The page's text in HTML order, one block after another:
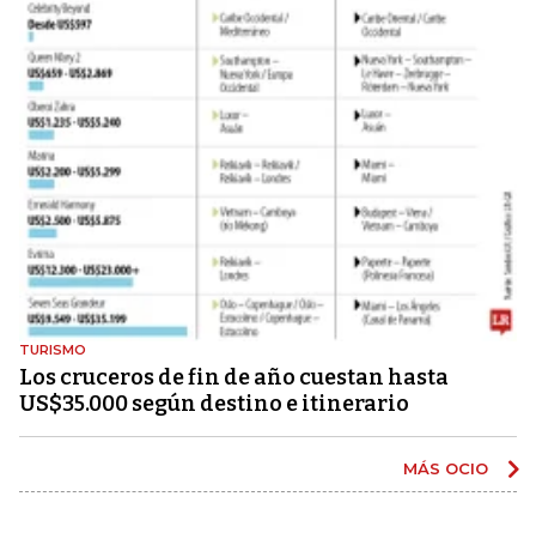
TURISMO
Los cruceros de fin de año cuestan hasta
US$35.000 según destino e itinerario
MÁS OCIO